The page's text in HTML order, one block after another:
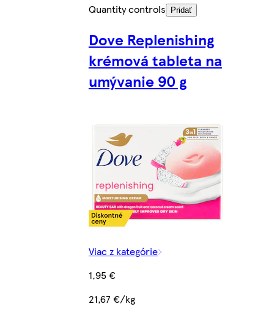
Quantity controls
Pridať
Dove Replenishing
krémová tableta na
umývanie 90 g
Viac z kategórie
1,95 €
21,67 €/kg